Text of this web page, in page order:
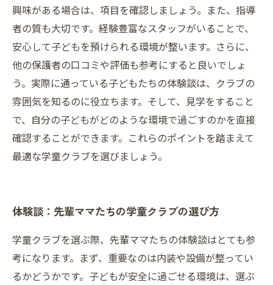
興味がある場合は、項目を確認しましょう。また、指導
者の質も大切です。経験豊富なスタッフがいることで、
安心して子どもを預けられる環境が整います。さらに、
他の保護者の口コミや評価も参考にすると良いでしょ
う。実際に通っている子どもたちの体験談は、クラブの
雰囲気を知るのに役立ちます。そして、見学をすること
で、自分の子どもがどのような環境で過ごすのかを直接
確認することができます。これらのポイントを踏まえて
最適な学童クラブを選びましょう。
体験談：先輩ママたちの学童クラブの選び方
学童クラブを選ぶ際、先輩ママたちの体験談はとても参
考になります。まず、重要なのは内装や設備が整ってい
るかどうかです。子どもが安全に過ごせる環境は、選ぶ